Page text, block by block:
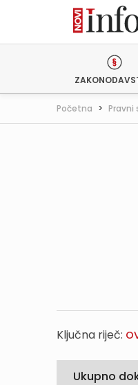
Početna > Pravni
Ključna riječ:
Ukupno